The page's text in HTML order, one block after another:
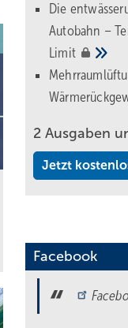
Die
Autobahn –
Limit
2 Ausgaben
Jetzt
Facebook